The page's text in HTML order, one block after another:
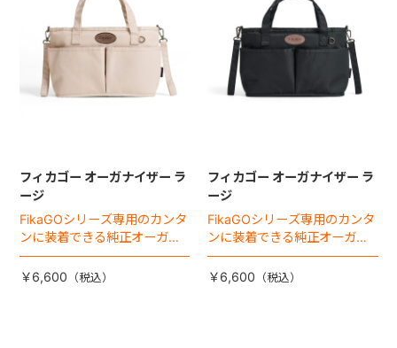
フィカゴー オーガナイザー ラ
ージ
FikaGOシリーズ専用のカンタ
ンに装着できる純正オーガナ
イザー。
￥6,600
フィカゴー オーガナイザー ラ
ージ
FikaGOシリーズ専用のカンタ
ンに装着できる純正オーガナ
イザー。
￥6,600